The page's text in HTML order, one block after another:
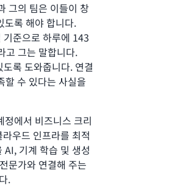
그의 팀은 이들이 창
도록 해야 합니다.
준으로 하루에 143
고 그는 말합니다.
록 도와줍니다. 연결
할 수 있다는 사실을
에서 비즈니스 크리
우드 인프라를 최적
기계 학습 및 생성
문가와 연결해 주는
.